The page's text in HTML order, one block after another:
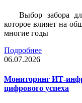
Выбор забора
которое влияет на
многие годы
Подробнее
06.07.2026
Мониторинг ИТ-
цифрового успеха